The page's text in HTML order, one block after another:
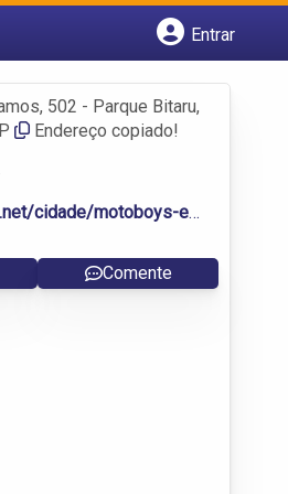
Entrar
502 - Parque Bitaru,
Endereço copiado!
www.motoboys.net/cidade/motoboys-em-sao-vicente-sp
Comente